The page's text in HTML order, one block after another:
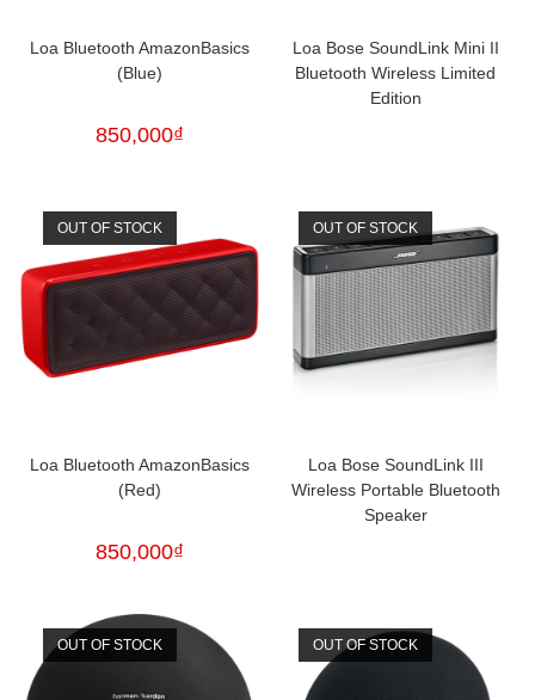
Loa Bluetooth AmazonBasics
(Blue)
850,000₫
Loa Bose SoundLink Mini II
Bluetooth Wireless Limited
Edition
OUT OF STOCK
Loa Bluetooth AmazonBasics
(Red)
850,000₫
OUT OF STOCK
Loa Bose SoundLink III
Wireless Portable Bluetooth
Speaker
OUT OF STOCK OUT OF STOCK